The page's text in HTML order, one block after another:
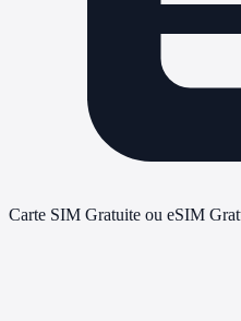
Carte SIM Gratuite ou eSIM